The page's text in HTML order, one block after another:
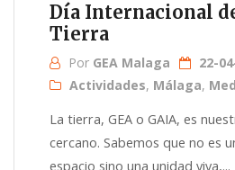
Día Internacional
Tierra
Por GEA Malaga
22-
Actividades, Málaga,
La tierra, GEA o GAIA, es
cercano. Sabemos que no es
espacio sino una unidad viva,...